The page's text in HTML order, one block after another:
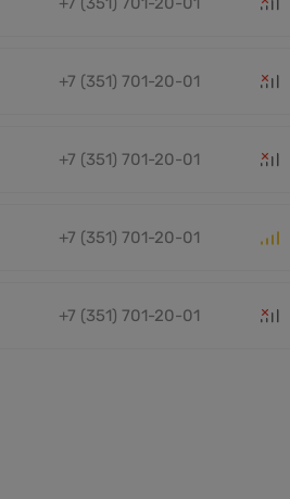
+7 (351) 701-20-01
+7 (351) 701-20-01
+7 (351) 701-20-01
+7 (351) 701-20-01